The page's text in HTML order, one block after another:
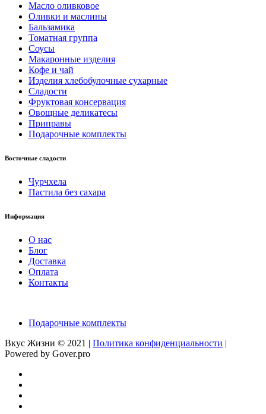
Масло оливковое
Оливки и маслины
Бальзамика
Томатная группа
Соусы
Макаронные изделия
Кофе и чай
Изделия хлебобулочные сухарные
Сладости
Фруктовая консервация
Овощные деликатесы
Приправы
Подарочные комплекты
Восточные сладости
Чурчхела
Пастила без сахара
Информация
О нас
Блог
Доставка
Оплата
Контакты
Подарочные комплекты
Вкус Жизни © 2021 | Политика конфиденциальности |
Powered by Gover.pro